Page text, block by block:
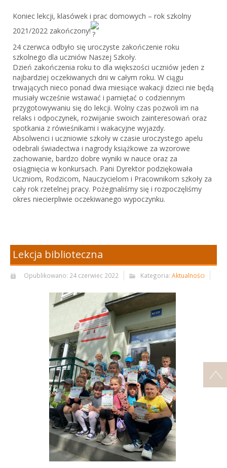
Koniec lekcji, klasówek i prac domowych – rok szkolny
2021/2022 zakończony!
24 czerwca odbyło się uroczyste zakończenie roku
szkolnego dla uczniów Naszej Szkoły.
Dzień zakończenia roku to dla większości uczniów jeden z
najbardziej oczekiwanych dni w całym roku. W ciągu
trwających nieco ponad dwa miesiące wakacji dzieci nie będą
musiały wcześnie wstawać i pamiętać o codziennym
przygotowywaniu się do lekcji. Wolny czas pozwoli im na
relaks i odpoczynek, rozwijanie swoich zainteresowań oraz
spotkania z rówieśnikami i wakacyjne wyjazdy.
Absolwenci i uczniowie szkoły w czasie uroczystego apelu
odebrali świadectwa i nagrody książkowe za wzorowe
zachowanie, bardzo dobre wyniki w nauce oraz za
osiągnięcia w konkursach. Pani Dyrektor podziękowała
Uczniom, Rodzicom, Nauczycielom i Pracownikom szkoły za
cały rok rzetelnej pracy. Pożegnaliśmy się i rozpoczęliśmy
okres niecierpliwie oczekiwanego wypoczynku.
Lekcja biblioteczna
Opublikowano: 24 czerwiec 2022 Kategoria: Aktualności